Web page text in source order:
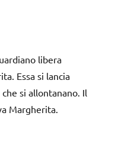
libera
Essa si lancia
si allontanano. Il
Margherita.